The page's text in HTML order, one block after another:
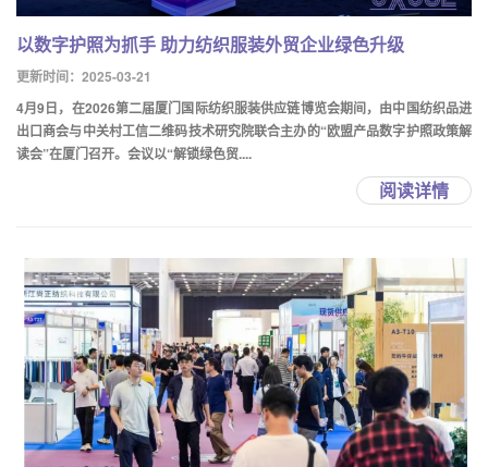
以数字护照为抓手 助力纺织服装外贸企业绿色升级
更新时间：2025-03-21
4月9日，在2026第二届厦门国际纺织服装供应链博览会期间，由中国纺织品进
出口商会与中关村工信二维码技术研究院联合主办的“欧盟产品数字护照政策解
读会”在厦门召开。会议以“解锁绿色贸....
阅读详情